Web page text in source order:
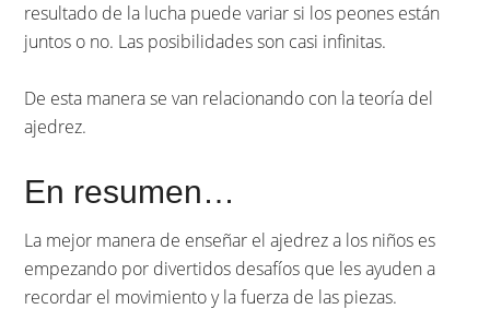
resultado de la lucha puede variar si los peones están
juntos o no. Las posibilidades son casi infinitas.
De esta manera se van relacionando con la teoría del
ajedrez.
En resumen…
La mejor manera de enseñar el ajedrez a los niños es
empezando por divertidos desafíos que les ayuden a
recordar el movimiento y la fuerza de las piezas.